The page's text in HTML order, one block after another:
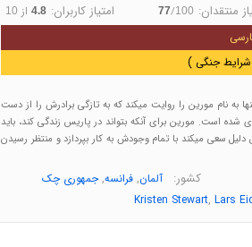
منتقدان: 77/100 امتیاز کاربران: 4.8 از 10
جنگی )
به نام مورین را روایت میکند که به تازگی برادرش را از دست
است. مورین برای آنکه بتواند در پاریس زندگی کند، باید
دلیل سعی میکند با تمام وجودش به کار بپردازد و منتظر رسیدن
کشور: آلمان, فرانسه,جمهوری چک
Kristen Stewart, Lars